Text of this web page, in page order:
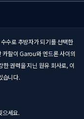
수로 추방자가 되기를 선택한
할이 Garou와 엔드론 사이의
권력을 지닌 원유 회사로, 이
습니다.
으세요.